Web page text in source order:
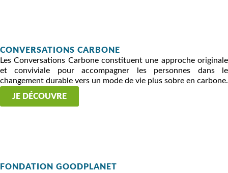
CONVERSATIONS CARBONE
Les Conversations Carbone constituent une approche originale
et conviviale pour accompagner les personnes dans le
changement durable vers un mode de vie plus sobre en carbone.
JE DÉCOUVRE
FONDATION GOODPLANET